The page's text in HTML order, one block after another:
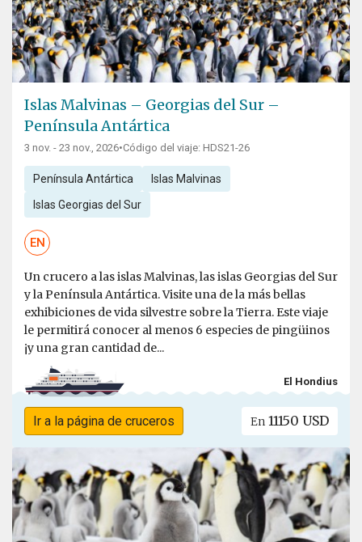
Islas Malvinas – Georgias del Sur –
Península Antártica
3 nov. - 23 nov., 2026•Código del viaje: HDS21-26
Península Antártica Islas Malvinas
Islas Georgias del Sur
EN
Un crucero a las islas Malvinas, las islas Georgias del Sur
y la Península Antártica. Visite una de la más bellas
exhibiciones de vida silvestre sobre la Tierra. Este viaje
le permitirá conocer al menos 6 especies de pingüinos
¡y una gran cantidad de...
El Hondius
Ir a la página de cruceros En 11150 USD